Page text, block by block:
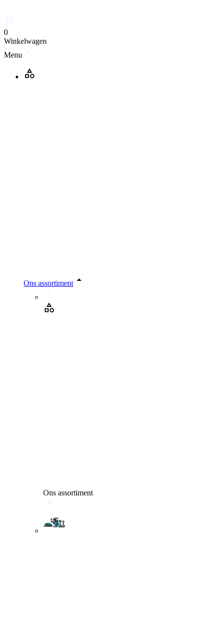
0
Winkelwagen
Menu
Ons assortiment
Ons assortiment